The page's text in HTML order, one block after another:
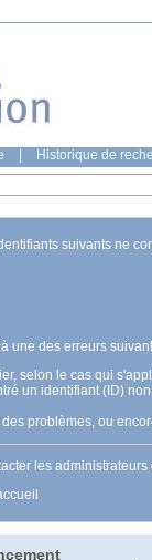
Historique de
suivants ne
une des erreurs
selon le cas qui
un identifiant (ID)
problèmes, ou
les